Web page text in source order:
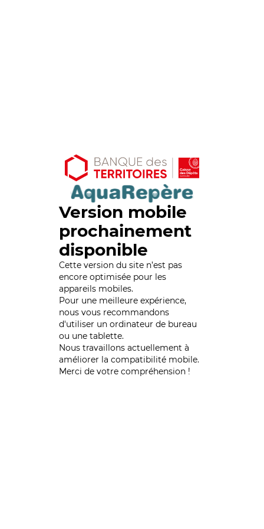
Version mobile
prochainement
disponible
Cette version du site n’est pas
encore optimisée pour les
appareils mobiles.
Pour une meilleure expérience,
nous vous recommandons
d'utiliser un ordinateur de bureau
ou une tablette.
Nous travaillons actuellement à
améliorer la compatibilité mobile.
Merci de votre compréhension !